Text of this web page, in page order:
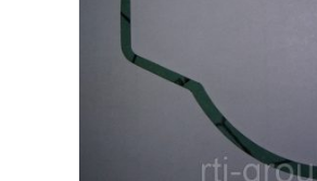
Композитні матеріали Resimac
Парафінова емульсія
Прокладки
Шкіркартон прокладковий
Електрокартон листовий
Шнури: Гумові, силіконові